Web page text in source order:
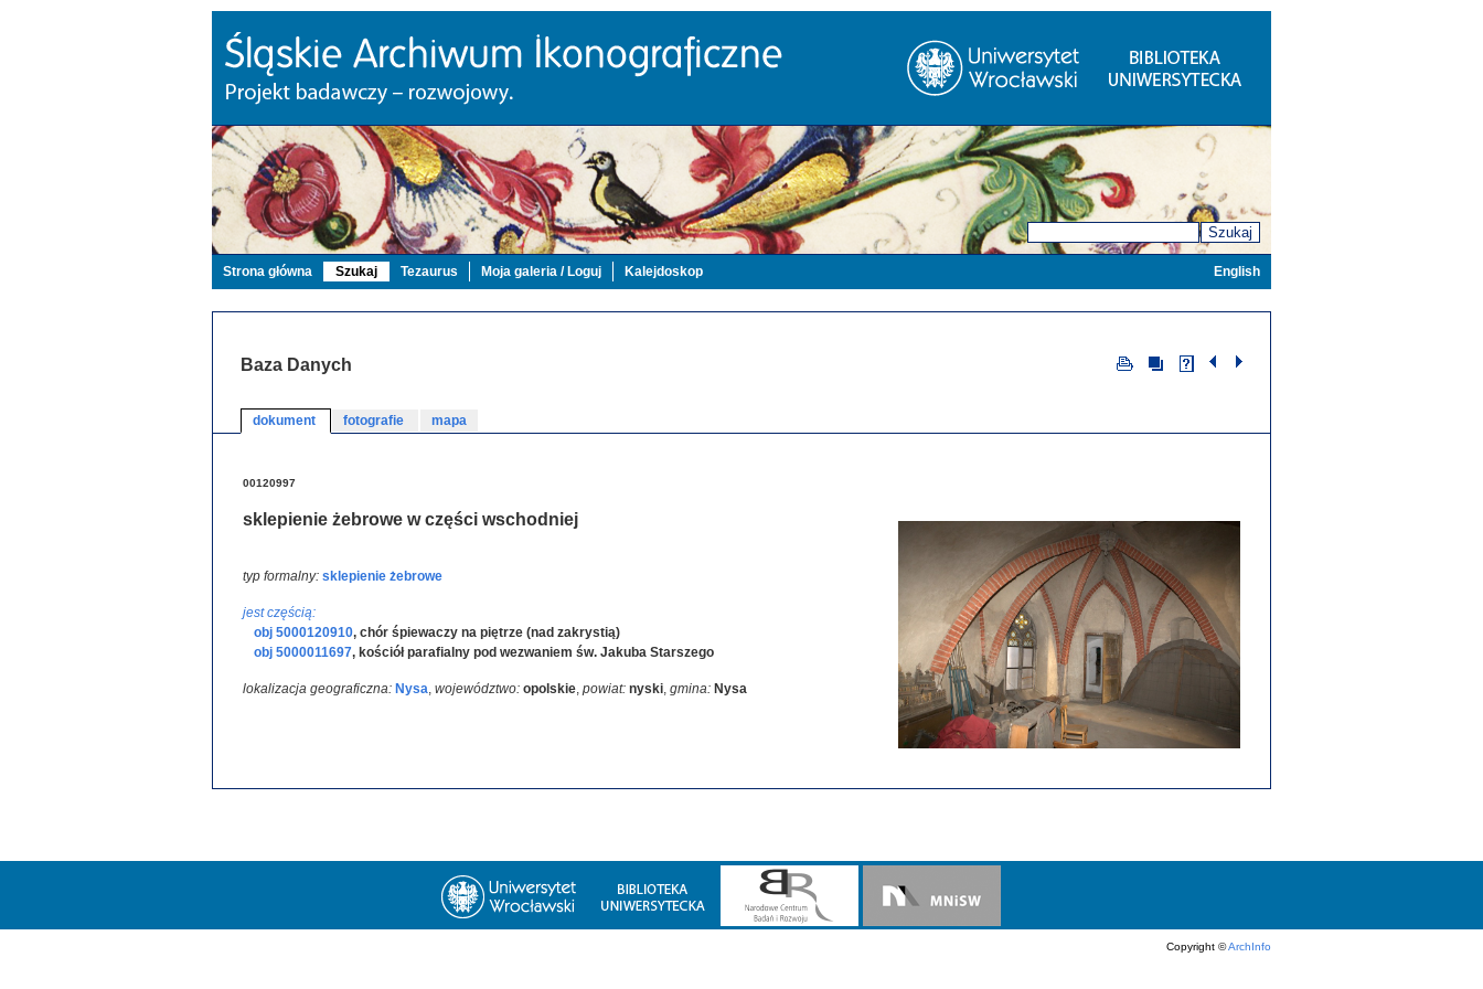
Szukaj
Strona główna Szukaj Tezaurus Moja galeria / Loguj Kalejdoskop English
Baza Danych
dokument fotografie mapa
00120997
sklepienie żebrowe w części wschodniej
typ formalny: sklepienie żebrowe
jest częścią:
obj 5000120910, chór śpiewaczy na piętrze (nad zakrystią)
obj 5000011697, kościół parafialny pod wezwaniem św. Jakuba Starszego
lokalizacja geograficzna: Nysa, województwo: opolskie, powiat: nyski, gmina: Nysa
Copyright ©ArchInfo